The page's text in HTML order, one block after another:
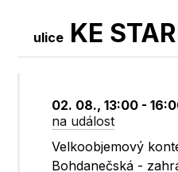
uliceKE
02. 08., 13:00 -
na událost
Velkoobjemový
Bohdanečská -